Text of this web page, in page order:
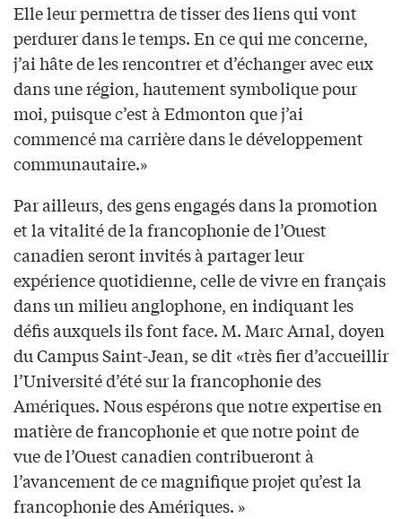
Elle leur permettra de tisser des liens qui vont
perdurer dans le temps. En ce qui me concerne,
j’ai hâte de les rencontrer et d’échanger avec eux
dans une région, hautement symbolique pour
moi, puisque c’est à Edmonton que j’ai
commencé ma carrière dans le développement
communautaire.»
Par ailleurs, des gens engagés dans la promotion
et la vitalité de la francophonie de l’Ouest
canadien seront invités à partager leur
expérience quotidienne, celle de vivre en français
dans un milieu anglophone, en indiquant les
défis auxquels ils font face. M. Marc Arnal, doyen
du Campus Saint-Jean, se dit «très fier d’accueillir
l’Université d’été sur la francophonie des
Amériques. Nous espérons que notre expertise en
matière de francophonie et que notre point de
vue de l’Ouest canadien contribueront à
l’avancement de ce magnifique projet qu’est la
francophonie des Amériques. »